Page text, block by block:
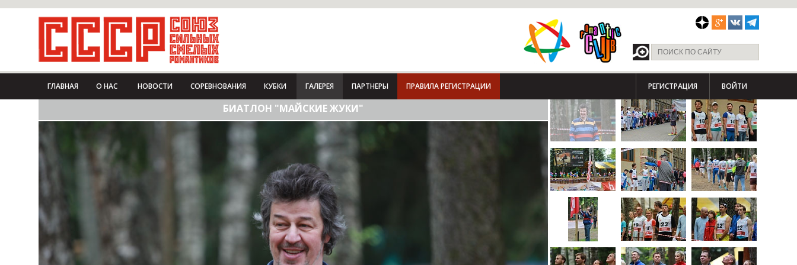
ГЛАВНАЯ О НАС НОВОСТИ СОРЕВНОВАНИЯ КУБКИ ГАЛЕРЕЯ ПАРТНЕРЫ ПРАВИЛА РЕГИСТРАЦИИ РЕГИСТРАЦИЯ ВОЙТИ
БИАТЛОН "МАЙСКИЕ ЖУКИ"